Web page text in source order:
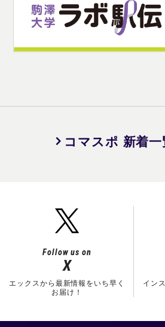
コマスポ 新着一
Follow us on
X
エックスから最新情報をいち早く
お届け！
イン